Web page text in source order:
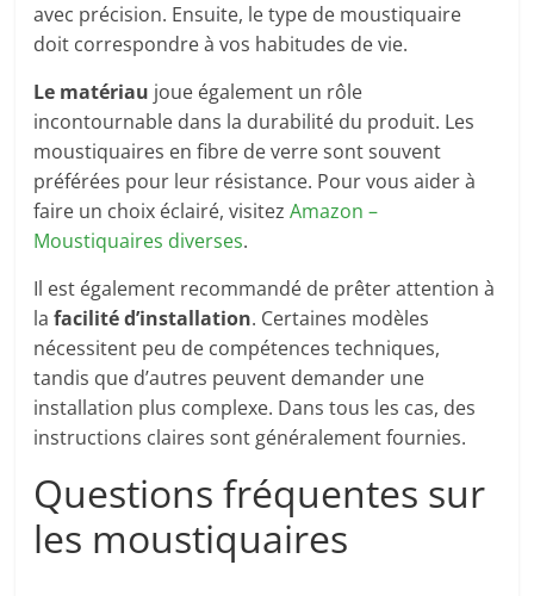
avec précision. Ensuite, le type de moustiquaire
doit correspondre à vos habitudes de vie.
Le matériau joue également un rôle
incontournable dans la durabilité du produit. Les
moustiquaires en fibre de verre sont souvent
préférées pour leur résistance. Pour vous aider à
faire un choix éclairé, visitezAmazon –
Moustiquaires diverses.
Il est également recommandé de prêter attention à
lafacilité d’installation. Certaines modèles
nécessitent peu de compétences techniques,
tandis que d’autres peuvent demander une
installation plus complexe. Dans tous les cas, des
instructions claires sont généralement fournies.
Questions fréquentes sur
les moustiquaires